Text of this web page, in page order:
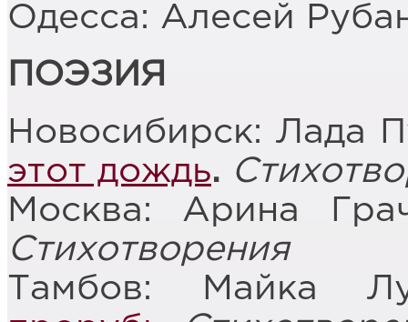
Одесса: Алесей
ПОЭЗИЯ
Новосибирск: Лада
этот дождь.
Москва: Арина
Стихотворения
Тамбов: Майка